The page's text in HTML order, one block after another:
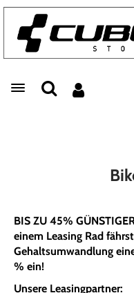
Toggle navigation
BIS ZU 45%
einem Leasing Rad
Gehaltsumwandlung
% ein!
Unsere Leasingpartner: